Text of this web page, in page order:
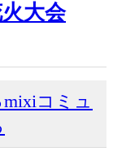
大会
mixiコミュ